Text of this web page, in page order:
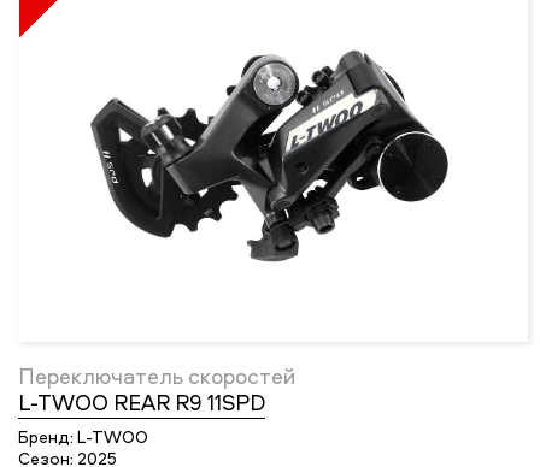
Переключатель скоростей
L-TWOO REAR R9 11SPD
Бренд: L-TWOO
Сезон: 2025